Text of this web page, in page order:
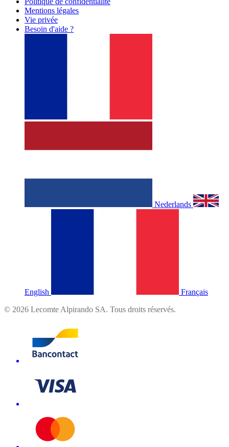
Mentions légales
Vie privée
Besoin d'aide ?
Nederlands
English
Français
© 2026 Lecomte Alpirando SA. Tous droits réservés.